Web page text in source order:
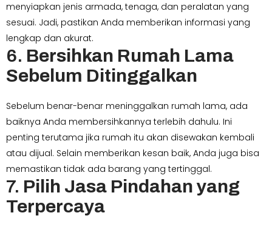
menyiapkan jenis armada, tenaga, dan peralatan yang
sesuai. Jadi, pastikan Anda memberikan informasi yang
lengkap dan akurat.
6. Bersihkan Rumah Lama
Sebelum Ditinggalkan
Sebelum benar-benar meninggalkan rumah lama, ada
baiknya Anda membersihkannya terlebih dahulu. Ini
penting terutama jika rumah itu akan disewakan kembali
atau dijual. Selain memberikan kesan baik, Anda juga bisa
memastikan tidak ada barang yang tertinggal.
7. Pilih Jasa Pindahan yang
Terpercaya